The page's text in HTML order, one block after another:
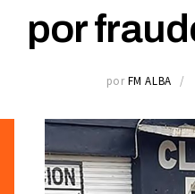
por
por FM ALBA